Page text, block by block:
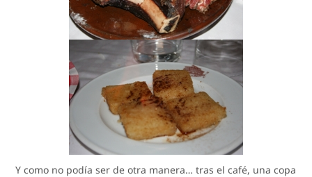
Y como no podía ser de otra manera… tras el café, una copa